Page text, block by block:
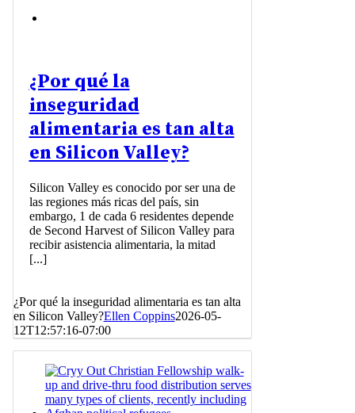
¿Por qué la
inseguridad
alimentaria es tan alta
en Silicon Valley?
Silicon Valley es conocido por ser una de
las regiones más ricas del país, sin
embargo, 1 de cada 6 residentes depende
de Second Harvest of Silicon Valley para
recibir asistencia alimentaria, la mitad
[...]
¿Por qué la inseguridad alimentaria es tan alta
en Silicon Valley?Ellen Coppins2026-05-
12T12:57:16-07:00